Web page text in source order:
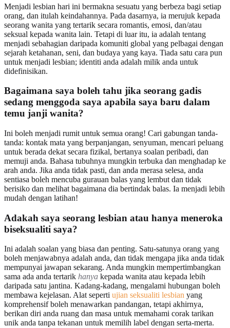
Menjadi lesbian hari ini bermakna sesuatu yang berbeza bagi setiap
orang, dan itulah keindahannya. Pada dasarnya, ia merujuk kepada
seorang wanita yang tertarik secara romantis, emosi, dan/atau
seksual kepada wanita lain. Tetapi di luar itu, ia adalah tentang
menjadi sebahagian daripada komuniti global yang pelbagai dengan
sejarah ketahanan, seni, dan budaya yang kaya. Tiada satu cara pun
untuk menjadi lesbian; identiti anda adalah milik anda untuk
didefinisikan.
Bagaimana saya boleh tahu jika seorang gadis
sedang menggoda saya apabila saya baru dalam
temu janji wanita?
Ini boleh menjadi rumit untuk semua orang! Cari gabungan tanda-
tanda: kontak mata yang berpanjangan, senyuman, mencari peluang
untuk berada dekat secara fizikal, bertanya soalan peribadi, dan
memuji anda. Bahasa tubuhnya mungkin terbuka dan menghadap ke
arah anda. Jika anda tidak pasti, dan anda merasa selesa, anda
sentiasa boleh mencuba gurauan balas yang lembut dan tidak
berisiko dan melihat bagaimana dia bertindak balas. Ia menjadi lebih
mudah dengan latihan!
Adakah saya seorang lesbian atau hanya meneroka
biseksualiti saya?
Ini adalah soalan yang biasa dan penting. Satu-satunya orang yang
boleh menjawabnya adalah anda, dan tidak mengapa jika anda tidak
mempunyai jawapan sekarang. Anda mungkin mempertimbangkan
sama ada anda tertarik hanya kepada wanita atau kepada lebih
daripada satu jantina. Kadang-kadang, mengalami hubungan boleh
membawa kejelasan. Alat seperti ujian seksualiti lesbian yang
komprehensif boleh menawarkan pandangan, tetapi akhirnya,
berikan diri anda ruang dan masa untuk memahami corak tarikan
unik anda tanpa tekanan untuk memilih label dengan serta-merta.